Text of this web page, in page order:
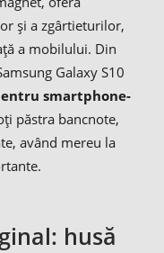
și a zgârtieturilor,
a mobilului. Din
Galaxy S10
smartphone-
păstra bancnote,
având mereu la
husă